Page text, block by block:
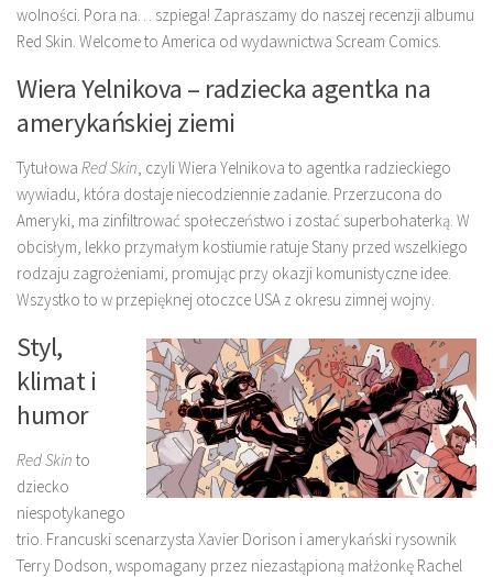
wolności. Pora na… szpiega! Zapraszamy do naszej recenzji albumu
Red Skin. Welcome to America od wydawnictwa Scream Comics.
Wiera Yelnikova – radziecka agentka na
amerykańskiej ziemi
Tytułowa Red Skin, czyli Wiera Yelnikova to agentka radzieckiego
wywiadu, która dostaje niecodziennie zadanie. Przerzucona do
Ameryki, ma zinfiltrować społeczeństwo i zostać superbohaterką. W
obcisłym, lekko przymałym kostiumie ratuje Stany przed wszelkiego
rodzaju zagrożeniami, promując przy okazji komunistyczne idee.
Wszystko to w przepięknej otoczce USA z okresu zimnej wojny.
Styl,
klimat i
humor
Red Skin to
dziecko
niespotykanego
trio. Francuski scenarzysta Xavier Dorison i amerykański rysownik
Terry Dodson, wspomagany przez niezastąpioną małżonkę Rachel